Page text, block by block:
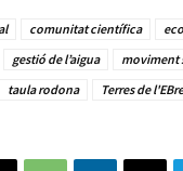
comunitat científica
gestió de l’aigua moviment
taula rodona Terres de l'EBre